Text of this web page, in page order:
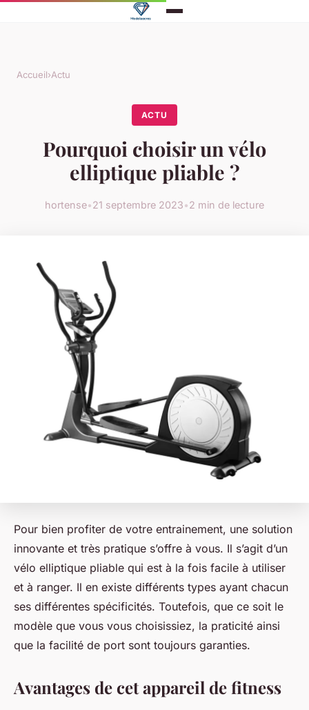
Accueil›Actu
ACTU
Pourquoi choisir un vélo
elliptique pliable ?
hortense•21 septembre 2023•2 min de lecture
Pour bien profiter de votre entrainement, une solution
innovante et très pratique s’offre à vous. Il s’agit d’un
vélo elliptique pliable qui est à la fois facile à utiliser
et à ranger. Il en existe différents types ayant chacun
ses différentes spécificités. Toutefois, que ce soit le
modèle que vous vous choisissiez, la praticité ainsi
que la facilité de port sont toujours garanties.
Avantages de cet appareil de fitness